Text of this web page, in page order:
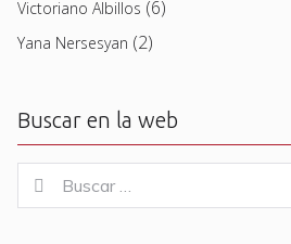
Victoriano Albillos (6)
Yana Nersesyan (2)
Buscar en la web
for:
Buscar